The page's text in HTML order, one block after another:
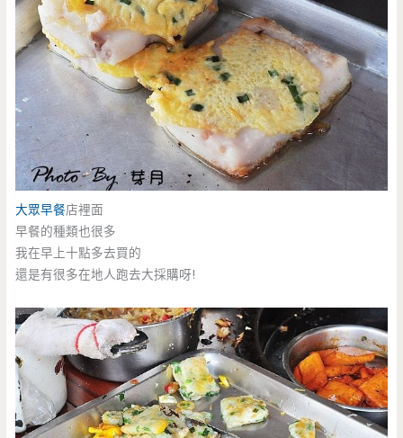
大眾早餐店裡面
早餐的種類也很多
我在早上十點多去買的
還是有很多在地人跑去大採購呀!